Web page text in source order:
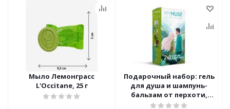
Мыло Лемонграсс
L'Occitane, 25 г
Подарочный набор: гель
для душа и шампунь-
бальзам от перхоти,
GRASS MYMUSE 300455